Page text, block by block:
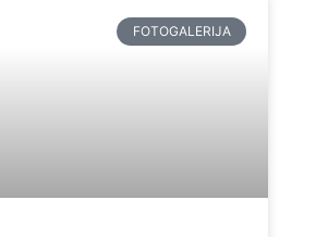
FOTOGALERIJA